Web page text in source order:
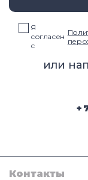
Я
согласен
с
или
Контакты